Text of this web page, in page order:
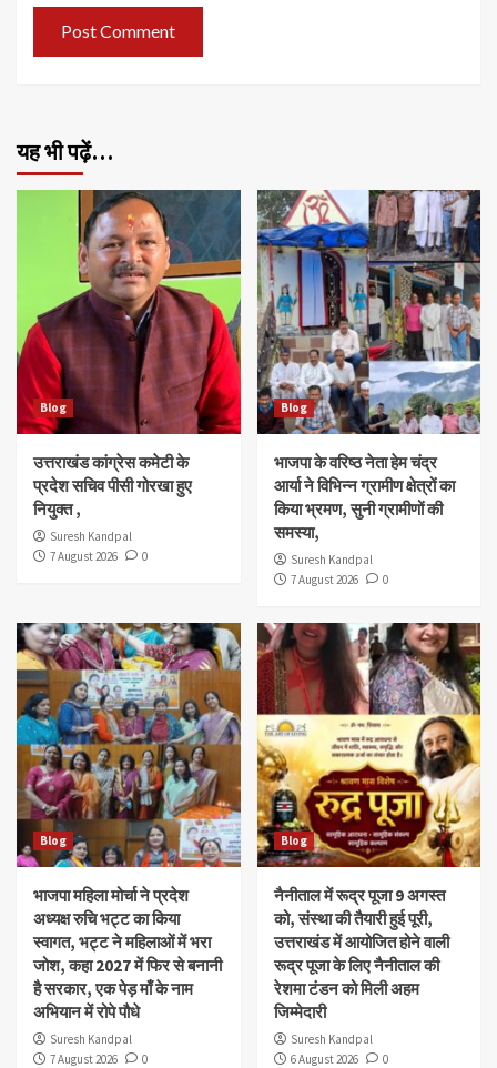
यह भी पढ़ें…
Blog
उत्तराखंड कांग्रेस कमेटी के
प्रदेश सचिव पीसी गोरखा हुए
नियुक्त ,
Suresh Kandpal
7 August 2026
0
Blog
भाजपा के वरिष्ठ नेता हेम चंद्र
आर्या ने विभिन्न ग्रामीण क्षेत्रों का
किया भ्रमण, सुनी ग्रामीणों की
समस्या,
Suresh Kandpal
7 August 2026
0
Blog
भाजपा महिला मोर्चा ने प्रदेश
अध्यक्ष रुचि भट्ट का किया
स्वागत, भट्ट ने महिलाओं में भरा
जोश, कहा 2027 में फिर से बनानी
है सरकार, एक पेड़ माँ के नाम
अभियान में रोपे पौधे
Suresh Kandpal
7 August 2026
0
Blog
नैनीताल में रूद्र पूजा 9 अगस्त
को, संस्था की तैयारी हुई पूरी,
उत्तराखंड में आयोजित होने वाली
रूद्र पूजा के लिए नैनीताल की
रेशमा टंडन को मिली अहम
जिम्मेदारी
Suresh Kandpal
6 August 2026
0